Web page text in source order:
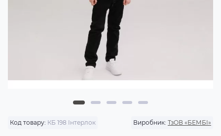
Код товару: КБ 198 Інтерлок Виробник: ТзОВ «БЕМБІ»